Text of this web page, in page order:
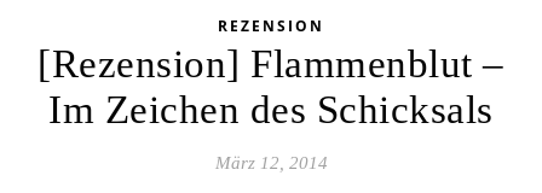
REZENSION
[Rezension] Flammenblut –
Im Zeichen des Schicksals
März 12, 2014